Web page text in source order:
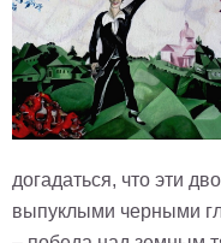
догадаться, что эти
выпуклыми черными